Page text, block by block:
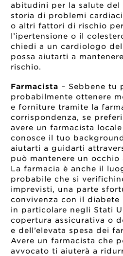
abitudini per la salute del
storia di problemi
o altri fattori di rischio
l’ipertensione o il
chiedi a un cardiologo
possa aiutarti a
rischio.
Farmacista – Sebbene tu
probabilmente ottenere
e forniture tramite la
corrispondenza, se
avere un farmacista
conosce il tuo
aiutarti a guidarti
può mantenere un occhio
La farmacia è anche il
probabile che si
imprevisti, una parte
convivenza con il diabete
in particolare negli Stati
copertura assicurativa o
e dell’elevata spesa dei
Avere un farmacista che
avvocato ti aiuterà a